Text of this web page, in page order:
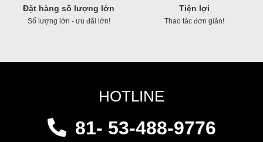
Đặt hàng số lượng lớn
Số lượng lớn - ưu đãi lớn!
Tiện lợi
Thao tác đơn giản!
HOTLINE
81- 53-488-9776